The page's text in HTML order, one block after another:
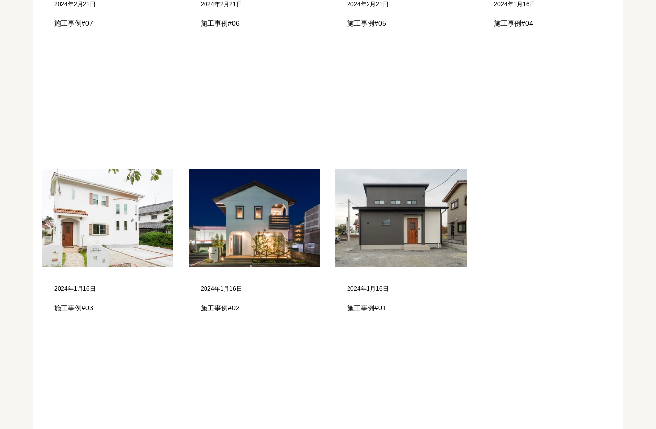
施工事例#07
2024年2月21日
施工事例#06
2024年2月21日
施工事例#05
2024年2月21日
施工事例#04
2024年1月16日
施工事例#03
2024年1月16日
施工事例#02
2024年1月16日
施工事例#01
2024年1月16日